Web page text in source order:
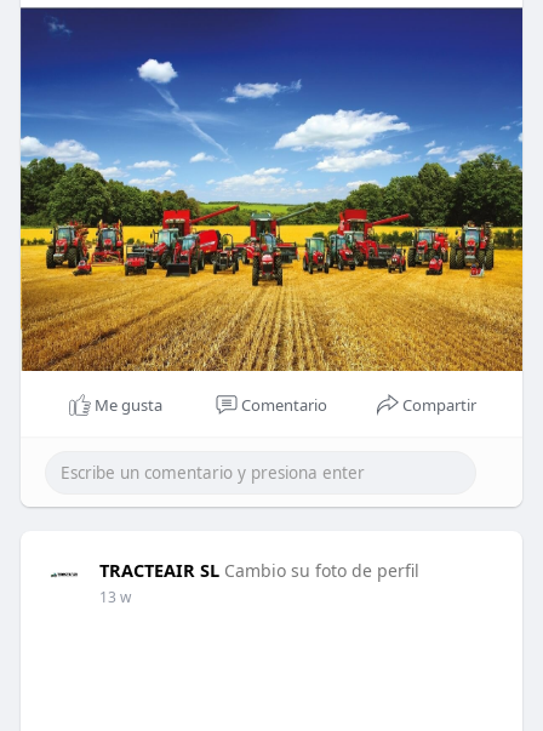
Me gusta Comentario Compartir
TRACTEAIR SL Cambio su foto de perfil
13 w